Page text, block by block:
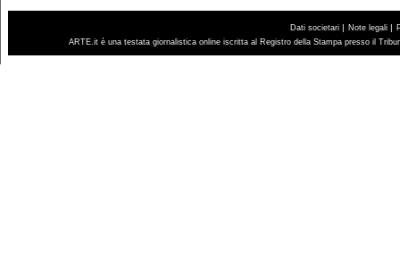
Dati societari | Note legali |
ARTE.it è una testata giornalistica online iscritta al Registro della Stampa presso il